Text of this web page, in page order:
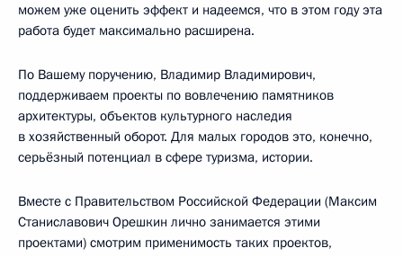
можем уже оценить эффект и надеемся, что в этом году эта
работа будет максимально расширена.
По Вашему поручению, Владимир Владимирович,
поддерживаем проекты по вовлечению памятников
архитектуры, объектов культурного наследия
в хозяйственный оборот. Для малых городов это, конечно,
серьёзный потенциал в сфере туризма, истории.
Вместе с Правительством Российской Федерации (Максим
Станиславович Орешкин лично занимается этими
проектами) смотрим применимость таких проектов,